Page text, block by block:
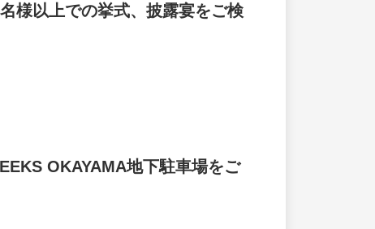
様以上での挙式、披露宴をご検
OKAYAMA地下駐車場をご